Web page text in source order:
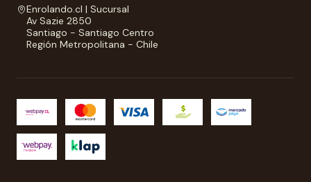
Enrolando.cl | Sucursal
Av Sazie 2850
Santiago - Santiago Centro
Región Metropolitana - Chile